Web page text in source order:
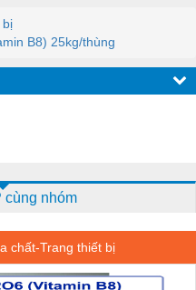
bị
B8) 25kg/thùng
cùng nhóm
chất-Trang thiết bị